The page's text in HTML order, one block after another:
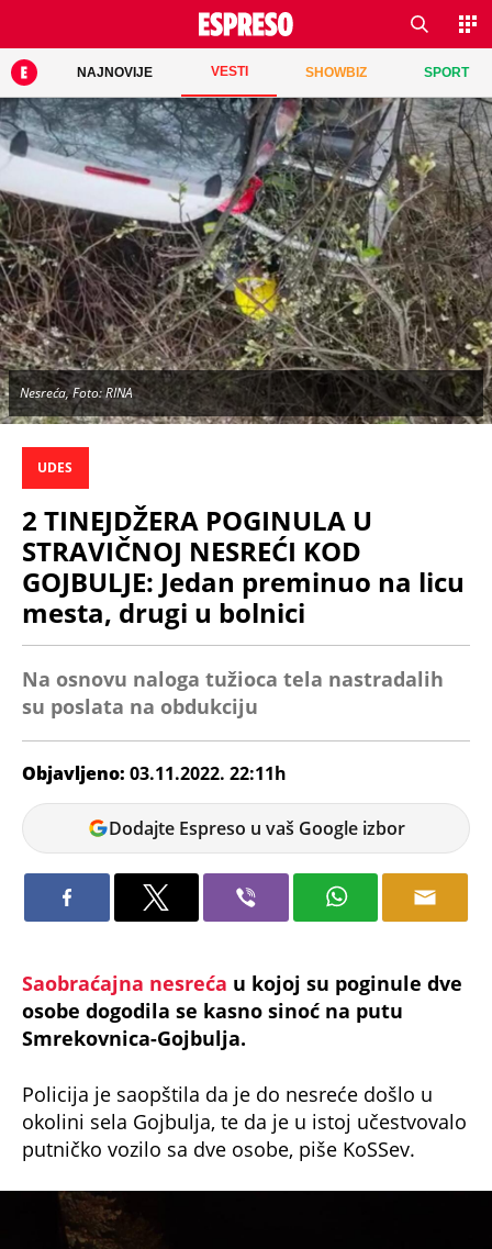
NAJNOVIJE VESTI SHOWBIZ SPORT
Nesreća, Foto: RINA
UDES
2 TINEJDŽERA POGINULA U
STRAVIČNOJ NESREĆI KOD
GOJBULJE: Jedan preminuo na licu
mesta, drugi u bolnici
Na osnovu naloga tužioca tela nastradalih
su poslata na obdukciju
Objavljeno: 03.11.2022. 22:11h
Jovana
Vojinović Dodajte Espreso u vaš Google izbor
Saobraćajna nesreća u kojoj su poginule dve
osobe dogodila se kasno sinoć na putu
Smrekovnica-Gojbulja.
Policija je saopštila da je do nesreće došlo u
okolini sela Gojbulja, te da je u istoj učestvovalo
putničko vozilo sa dve osobe, piše KoSSev.